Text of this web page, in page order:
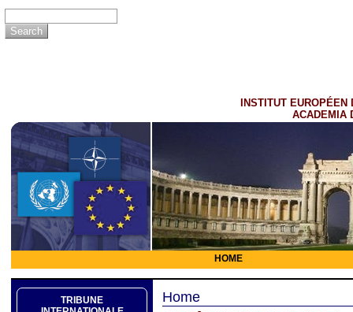
INSTITUT EUROPÉEN
ACADEMIA
HOME
TRIBUNE
Home